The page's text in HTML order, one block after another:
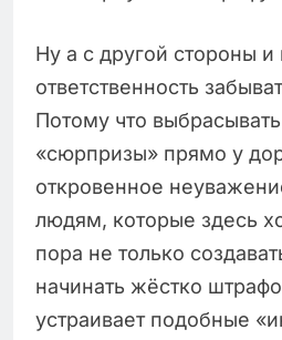
Ну а с другой стороны и
ответственность
Потому что
«сюрпризы» прямо у
откровенное
людям, которые здесь
пора не только
начинать жёстко
устраивает подобные